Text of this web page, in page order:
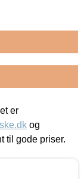
er
og
til gode priser.